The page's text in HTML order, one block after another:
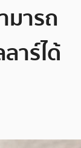
มารถ
าร์ได้